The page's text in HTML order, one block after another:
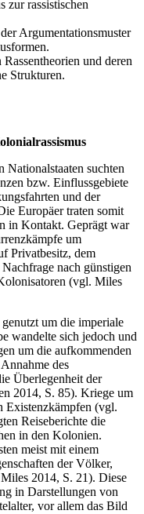
zur rassistischen
Argumentationsmuster
und deren
Strukturen.
Nationalstaaten suchten
bzw. Einflussgebiete
und der
Europäer traten somit
in Kontakt. Geprägt war
um
Privatbesitz, dem
nach günstigen
(vgl. Miles
um die imperiale
wandelte sich jedoch und
um die aufkommenden
des
Überlegenheit der
2014, S. 85). Kriege um
Existenzkämpfen (vgl.
Reiseberichte die
in den Kolonien.
meist mit einem
der Völker,
2014, S. 21). Diese
in Darstellungen von
vor allem das Bild